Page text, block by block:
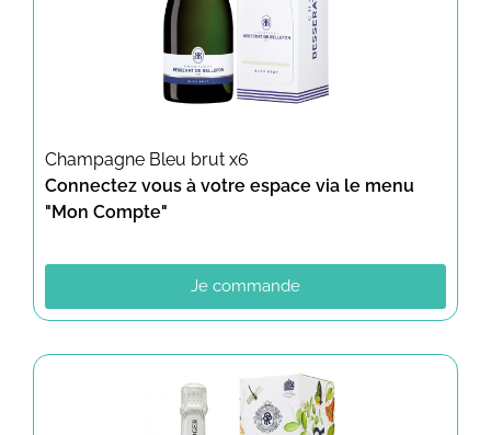
Champagne Bleu brut x6
Connectez vous à votre espace via le menu
"Mon Compte"
Je commande